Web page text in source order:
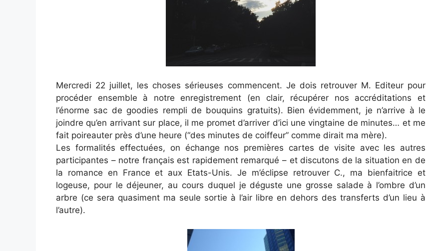
Mercredi 22 juillet, les choses sérieuses commencent. Je dois retrouver M. Editeur pour
procéder ensemble à notre enregistrement (en clair, récupérer nos accréditations et
l’énorme sac de goodies rempli de bouquins gratuits). Bien évidemment, je n’arrive à le
joindre qu’en arrivant sur place, il me promet d’arriver d’ici une vingtaine de minutes… et me
fait poireauter près d’une heure (“des minutes de coiffeur” comme dirait ma mère).
Les formalités effectuées, on échange nos premières cartes de visite avec les autres
participantes – notre français est rapidement remarqué – et discutons de la situation en de
la romance en France et aux Etats-Unis. Je m’éclipse retrouver C., ma bienfaitrice et
logeuse, pour le déjeuner, au cours duquel je déguste une grosse salade à l’ombre d’un
arbre (ce sera quasiment ma seule sortie à l’air libre en dehors des transferts d’un lieu à
l’autre).